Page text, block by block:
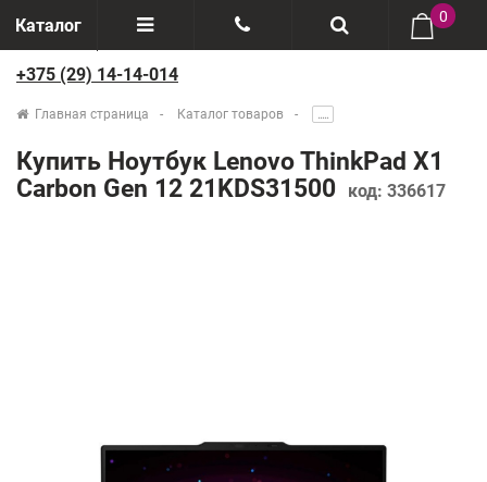
Каталог
Отзывы
Производители
+375(29) 888-44-44
0
+375 (29) 14-14-014
Главная страница Каталог товаров .....
Купить Ноутбук Lenovo ThinkPad X1
Carbon Gen 12 21KDS31500
код: 336617